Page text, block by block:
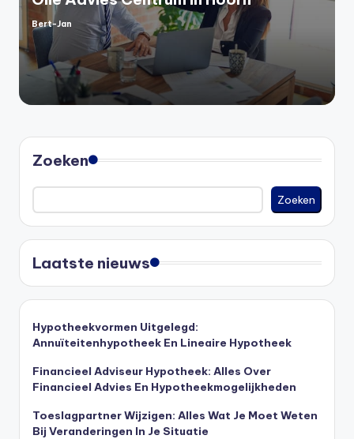
Geplaatst
door
Bert-Jan
Zoeken
Zoeken
Laatste nieuws
Hypotheekvormen Uitgelegd:
Annuïteitenhypotheek En Lineaire Hypotheek
Financieel Adviseur Hypotheek: Alles Over
Financieel Advies En Hypotheekmogelijkheden
Toeslagpartner Wijzigen: Alles Wat Je Moet Weten
Bij Veranderingen In Je Situatie